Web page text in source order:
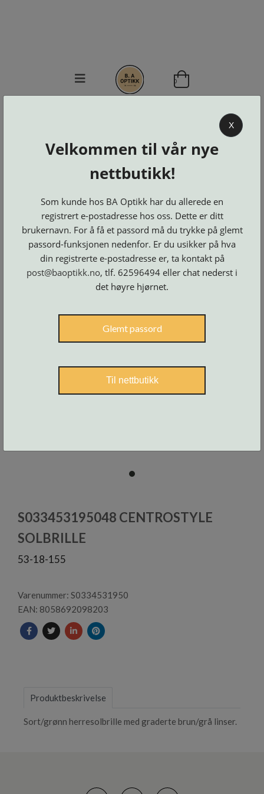
KONTAKT
BESTILL
LOGG INN
0
Brillerens
Brillesnorer
on
og
Suncover
Etuier
Innfatninger
Lesebriller
Luper
ogMaskiner
Microkluter
og
Skruer
Solbriller
Verktøy
og
tilbehør
item
of
1
S033453195048 CENTROSTYLE
SOLBRILLE
53-18-155
Varenummer: S0334531950
EAN: 8058692098203
Produktbeskrivelse
Sort/grønn herresolbrille med graderte brun/grå linser.
X
Velkommen til vår nye
nettbutikk!
Som kunde hos BA Optikk har du allerede en
registrert e-postadresse hos oss. Dette er ditt
brukernavn. For å få et passord må du trykke på glemt
passord-funksjonen nedenfor. Er du usikker på hva
din registrerte e-postadresse er, ta kontakt på
post@baoptikk.no, tlf. 62596494 eller chat nederst i
det høyre hjørnet.
Glemt passord
Til nettbutikk